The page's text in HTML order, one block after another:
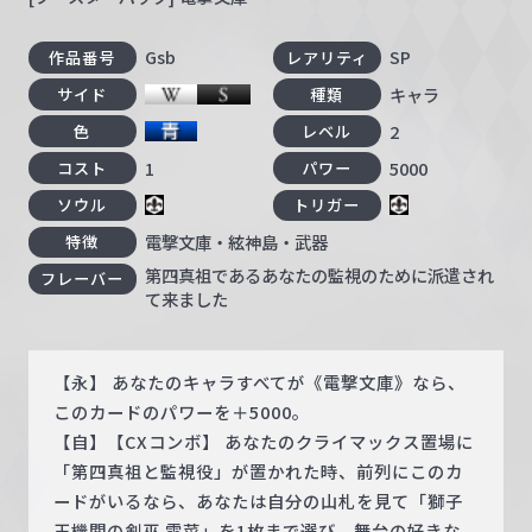
作品番号 Gsb レアリティ SP
サイド 種類 キャラ
色 レベル 2
コスト 1 パワー 5000
ソウル
トリガー
特徴
電撃文庫・絃神島・武器
フレーバー
第四真祖であるあなたの監視のために派遣され
て来ました
【永】 あなたのキャラすべてが《電撃文庫》なら、
このカードのパワーを＋5000。
【自】【CXコンボ】 あなたのクライマックス置場に
「第四真祖と監視役」が置かれた時、前列にこのカ
ードがいるなら、あなたは自分の山札を見て「獅子